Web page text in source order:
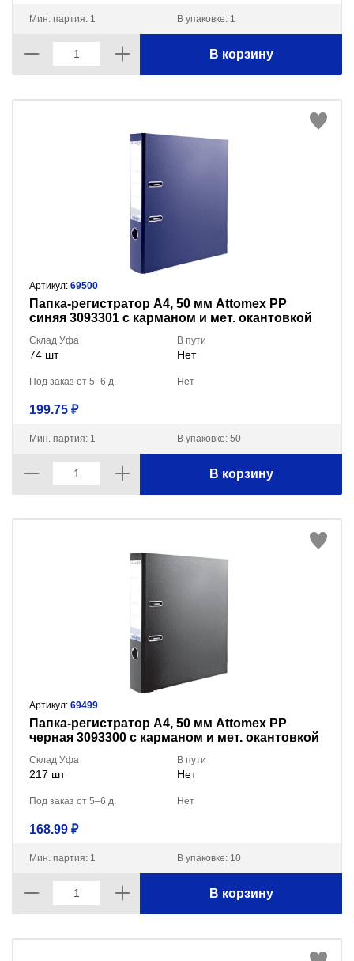
Мин. партия: 1 В упаковке: 1
В корзину
Артикул: 69500
Пaпка-регистратор А4, 50 мм Attomex PP
синяя 3093301 с карманом и мет. окантовкой
Склад Уфа
74 шт
В пути
Нет
Под заказ от 5–6 д. Нет
199.75 ₽
Мин. партия: 1 В упаковке: 50
В корзину
Артикул: 69499
Пaпка-регистратор А4, 50 мм Attomex PP
черная 3093300 с карманом и мет. окантовкой
Склад Уфа
217 шт
В пути
Нет
Под заказ от 5–6 д. Нет
168.99 ₽
Мин. партия: 1 В упаковке: 10
В корзину